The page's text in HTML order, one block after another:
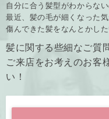
自分に合う髪型がわからな
最近、髪の毛が細くなった
傷んできた髪をなんとかした
髪に関する些細なご質
ご来店をお考えのお客
い！